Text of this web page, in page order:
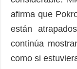
afirma que
están
continúa
como si